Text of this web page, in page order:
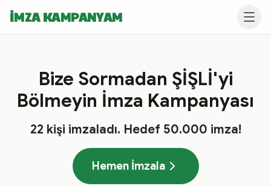
İMZA KAMPANYAM
Bize Sormadan ŞİŞLİ'yi
Bölmeyin İmza Kampanyası
22 kişi imzaladı. Hedef 50.000 imza!
Hemen İmzala